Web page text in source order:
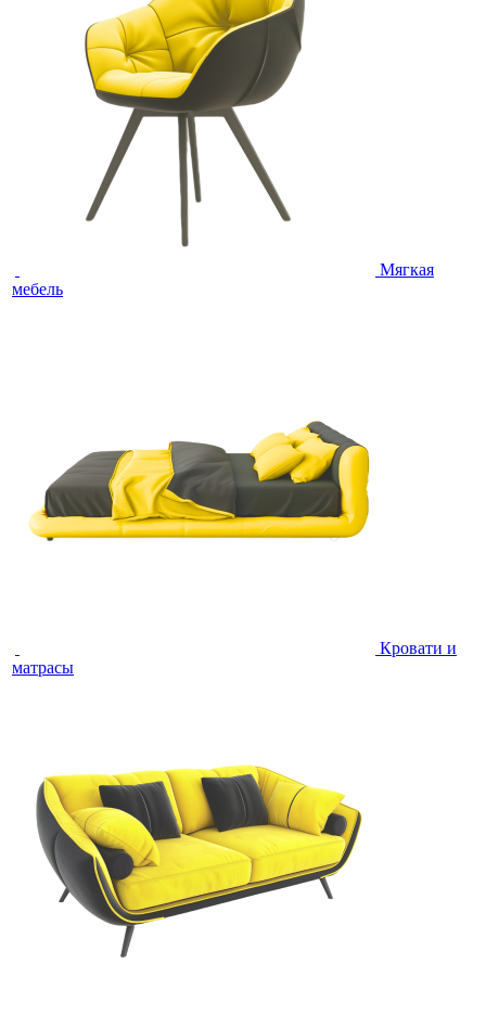
Мягкая
мебель
Кровати и
матрасы